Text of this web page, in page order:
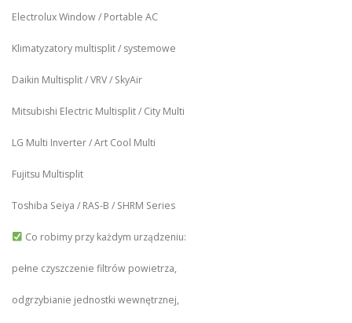
Electrolux Window / Portable AC
Klimatyzatory multisplit / systemowe
Daikin Multisplit / VRV / SkyAir
Mitsubishi Electric Multisplit / City Multi
LG Multi Inverter / Art Cool Multi
Fujitsu Multisplit
Toshiba Seiya / RAS-B / SHRM Series
Co robimy przy każdym urządzeniu:
pełne czyszczenie filtrów powietrza,
odgrzybianie jednostki wewnętrznej,